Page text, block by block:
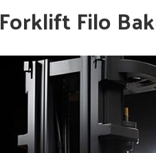
Forklift Filo